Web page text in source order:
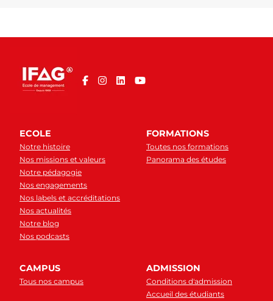
ECOLE
Notre histoire
Nos missions et valeurs
Notre pédagogie
Nos engagements
Nos labels et accréditations
Nos actualités
Notre blog
Nos podcasts
FORMATIONS
Toutes nos formations
Panorama des études
CAMPUS
Tous nos campus
ADMISSION
Conditions d'admission
Accueil des étudiants